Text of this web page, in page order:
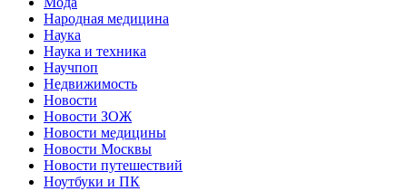
Народная медицина
Наука
Наука и техника
Научпоп
Недвижимость
Новости
Новости ЗОЖ
Новости медицины
Новости Москвы
Новости путешествий
Ноутбуки и ПК